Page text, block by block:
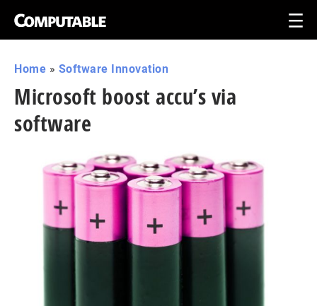
Home » Software Innovation
Microsoft boost accu’s via
software